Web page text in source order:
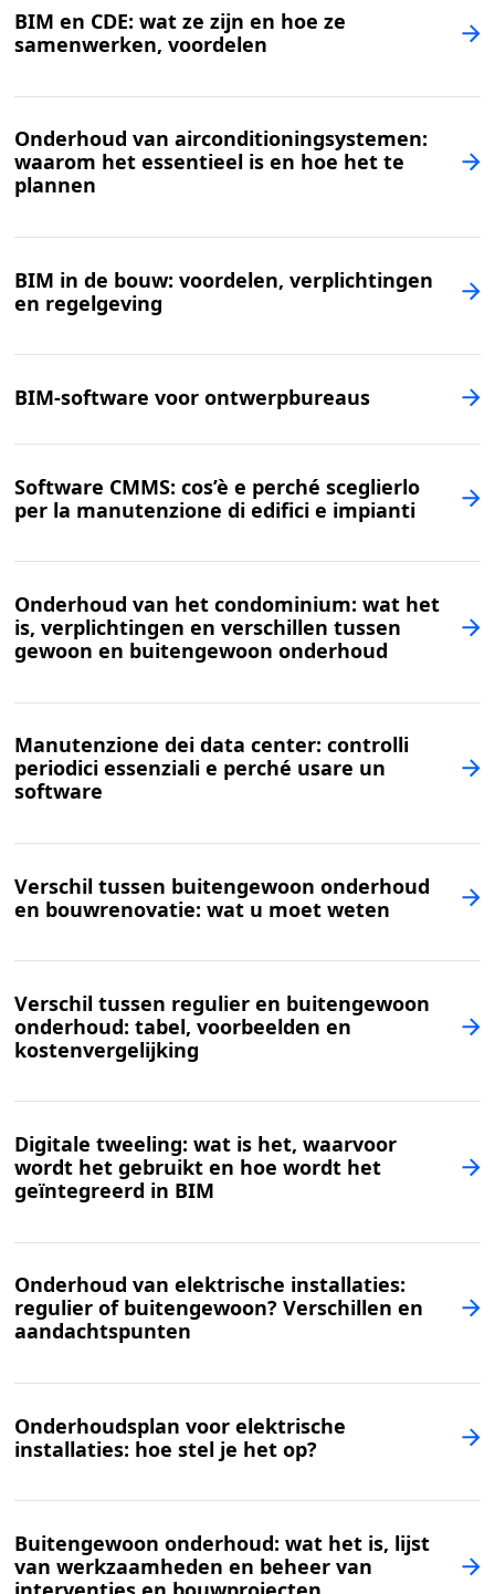
BIM en CDE: wat ze zijn en hoe ze
samenwerken, voordelen
Onderhoud van airconditioningsystemen:
waarom het essentieel is en hoe het te
plannen
BIM in de bouw: voordelen, verplichtingen
en regelgeving
BIM-software voor ontwerpbureaus
Software CMMS: cos’è e perché sceglierlo
per la manutenzione di edifici e impianti
Onderhoud van het condominium: wat het
is, verplichtingen en verschillen tussen
gewoon en buitengewoon onderhoud
Manutenzione dei data center: controlli
periodici essenziali e perché usare un
software
Verschil tussen buitengewoon onderhoud
en bouwrenovatie: wat u moet weten
Verschil tussen regulier en buitengewoon
onderhoud: tabel, voorbeelden en
kostenvergelijking
Digitale tweeling: wat is het, waarvoor
wordt het gebruikt en hoe wordt het
geïntegreerd in BIM
Onderhoud van elektrische installaties:
regulier of buitengewoon? Verschillen en
aandachtspunten
Onderhoudsplan voor elektrische
installaties: hoe stel je het op?
Buitengewoon onderhoud: wat het is, lijst
van werkzaamheden en beheer van